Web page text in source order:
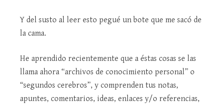
Y del susto al leer esto pegué un bote que me sacó de
la cama.
He aprendido recientemente que a éstas cosas se las
llama ahora “archivos de conocimiento personal” o
“segundos cerebros”, y comprenden tus notas,
apuntes, comentarios, ideas, enlaces y/o referencias,